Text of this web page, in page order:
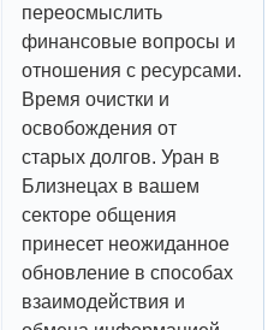
переосмыслить
финансовые вопросы и
отношения с ресурсами.
Время очистки и
освобождения от
старых долгов. Уран в
Близнецах в вашем
секторе общения
принесет неожиданное
обновление в способах
взаимодействия и